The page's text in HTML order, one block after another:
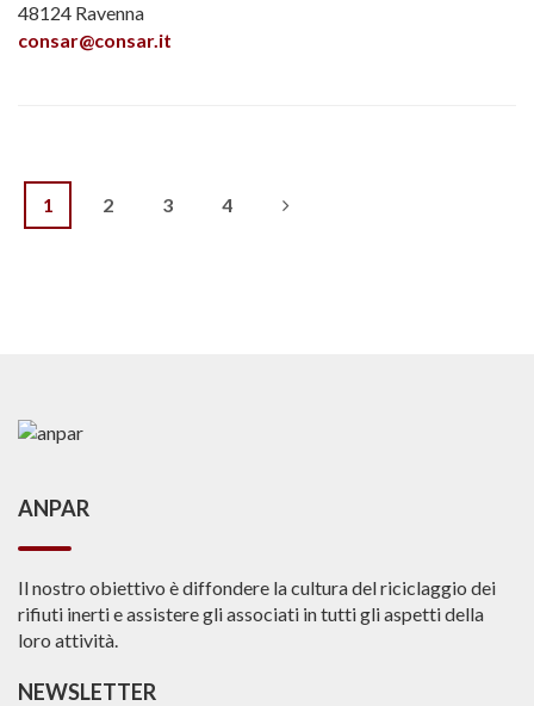
48124 Ravenna
consar@consar.it
Navigazione
1 2 3 4
ANPAR
Il nostro obiettivo è diffondere la cultura del riciclaggio dei
rifiuti inerti e assistere gli associati in tutti gli aspetti della
loro attività.
NEWSLETTER